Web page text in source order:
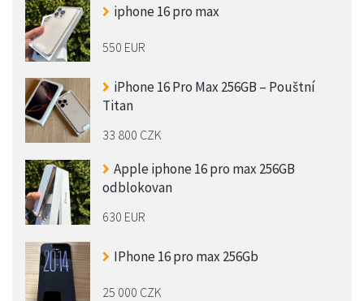
iphone 16 pro max
550 EUR
iPhone 16 Pro Max 256GB – Pouštní
Titan
33 800 CZK
Apple iphone 16 pro max 256GB
odblokovan
630 EUR
IPhone 16 pro max 256Gb
25 000 CZK